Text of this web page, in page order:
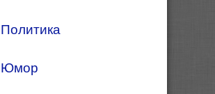
Политика
Юмор